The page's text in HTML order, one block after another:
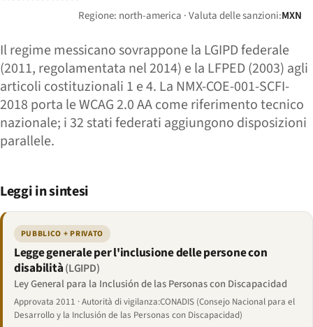
Regione: north-america · Valuta delle sanzioni:MXN
Il regime messicano sovrappone la LGIPD federale
(2011, regolamentata nel 2014) e la LFPED (2003) agli
articoli costituzionali 1 e 4. La NMX-COE-001-SCFI-
2018 porta le WCAG 2.0 AA come riferimento tecnico
nazionale; i 32 stati federati aggiungono disposizioni
parallele.
Leggi in sintesi
PUBBLICO + PRIVATO
Legge generale per l'inclusione delle persone con
disabilità(LGIPD)
Ley General para la Inclusión de las Personas con Discapacidad
Approvata 2011 · Autorità di vigilanza:CONADIS (Consejo Nacional para el
Desarrollo y la Inclusión de las Personas con Discapacidad)